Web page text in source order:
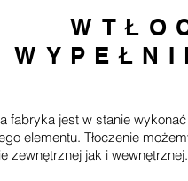
fabryka jest w stanie
elementu. Tłoczenie
zewnętrznej jak i wewnętrznej.